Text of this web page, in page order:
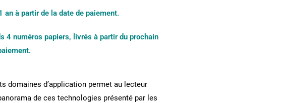
an à partir de la date de paiement.
4 numéros papiers, livrés à partir du prochain
domaines d’application permet au lecteur
de ces technologies présenté par les